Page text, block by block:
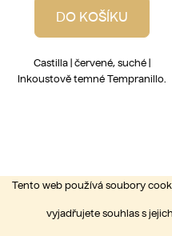
Tento web používá soubory
vyjadřujete souhlas s
DO KOŠÍKU
Castilla | červené, suché |
Inkoustově temné Tempranillo.
NAČÍST